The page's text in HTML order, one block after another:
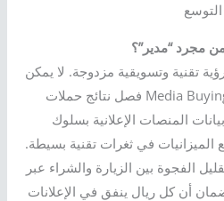
مجرد “مدير”؟
تقنية وتسويقية مزدوجة. لا يمكن
فصل نتائج حملات Media Buying عن أداء لوحة تحكم المتجر.
المنصات الإعلانية بسلوك
الميزانيات في ثغرات تقنية بسيطة.
الفجوة بين الزيارة والشراء عبر
أن كل ريال ينفق في الإعلانات